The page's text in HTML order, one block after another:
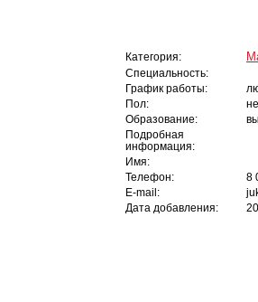
Категория:
Специальность:
График работы:
Пол:
Образование:
Подробная
информация:
Имя:
Телефон:
8
E-mail:
Дата добавления: